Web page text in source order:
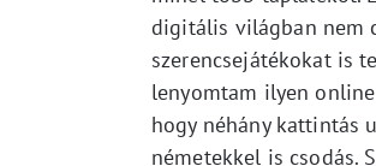
digitális világban nem
szerencsejátékokat is
lenyomtam ilyen
hogy néhány kattintás
németekkel is csodás.